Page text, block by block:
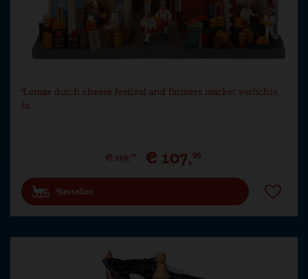
Lemax dutch cheese festival and farmers market verlichte
fa…
€ 119,99 € 107,99
Bestellen